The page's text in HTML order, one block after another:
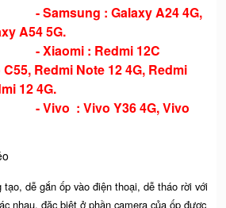
: Galaxy A24 4G,
A54 5G.
Redmi 12C
Redmi Note 12 4G, Redmi
12 4G.
Y36 4G, Vivo
dễ gắn ốp vào điện thoại, dễ tháo rời với
nhau, đặc biệt ở phần camera của ốp được